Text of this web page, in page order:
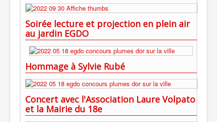
Soirée lecture et projection en plein air
au jardin EGDO
Hommage à Sylvie Rubé
Concert avec l'Association Laure Volpato
et la Mairie du 18e